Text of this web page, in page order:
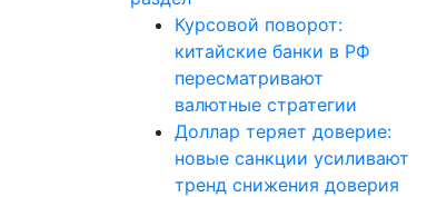
Курсовой поворот:
китайские банки в РФ
пересматривают
валютные стратегии
Доллар теряет доверие:
новые санкции усиливают
тренд снижения доверия